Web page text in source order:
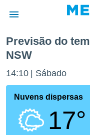
da
por
para
fornecidas
Previsão do
NSW
14:10 Sábado
Nuvens dispersas
17°